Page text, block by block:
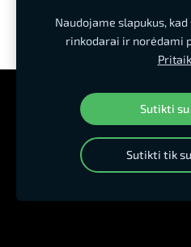
parduotuvėje --->>
Kliento aplinka
Naudojame slapukus,
rinkodarai ir norėdami
Sutikti
Sutikti tik